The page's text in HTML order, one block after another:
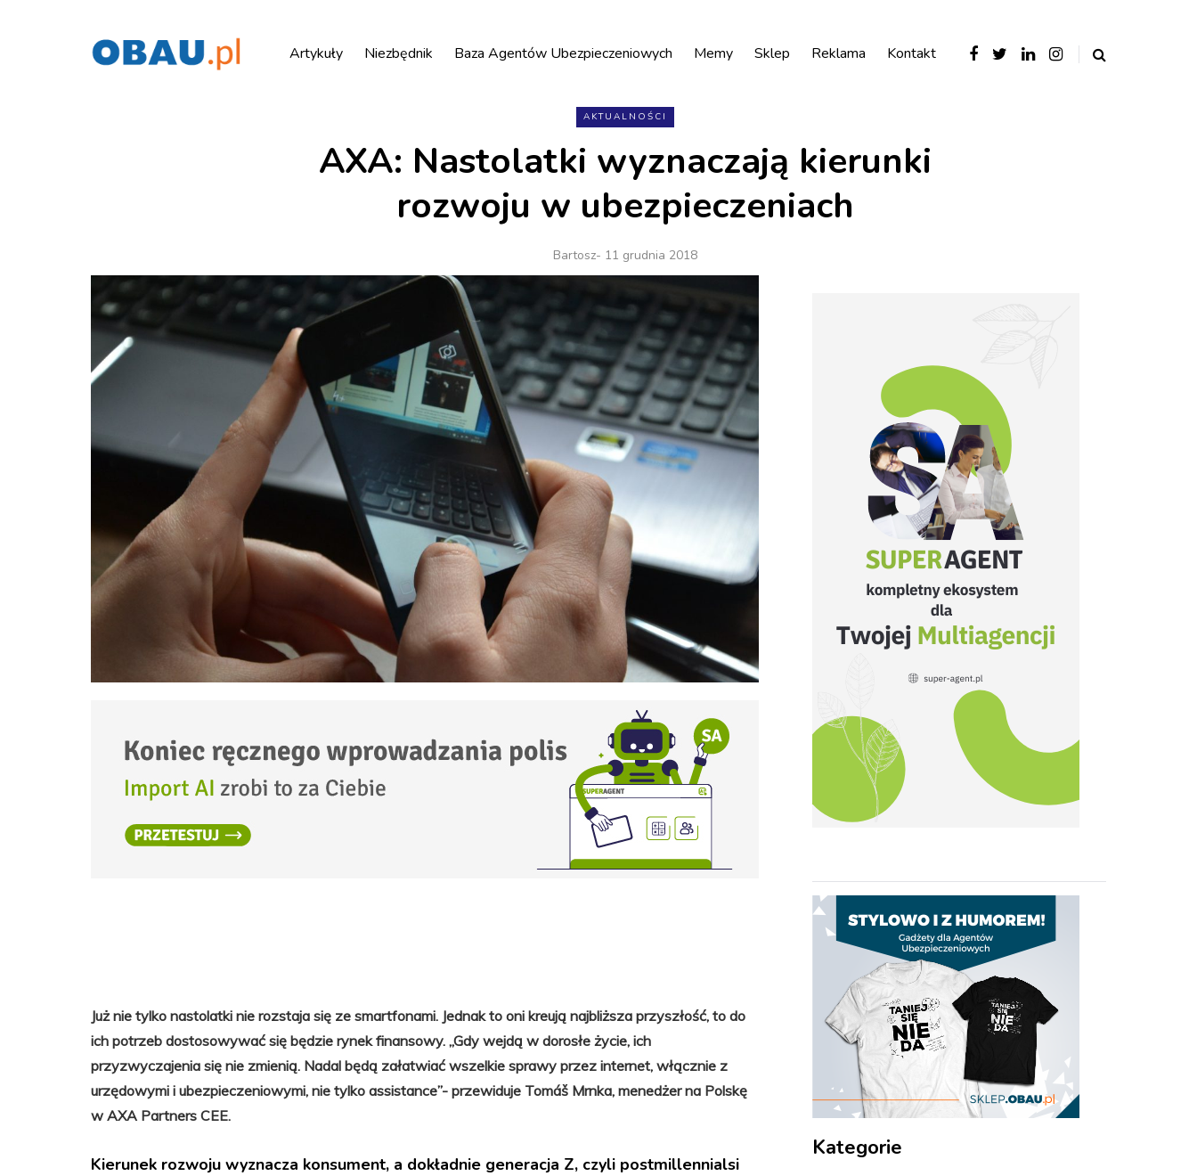
Artykuły Niezbędnik Baza Agentów Ubezpieczeniowych Memy Sklep Reklama Kontakt
AKTUALNOŚCI
AXA: Nastolatki wyznaczają kierunki
rozwoju w ubezpieczeniach
Bartosz- 11 grudnia 2018
Już nie tylko nastolatki nie rozstaja się ze smartfonami. Jednak to oni kreują najbliższa przyszłość, to do
ich potrzeb dostosowywać się będzie rynek finansowy. „Gdy wejdą w dorosłe życie, ich
przyzwyczajenia się nie zmienią. Nadal będą załatwiać wszelkie sprawy przez internet, włącznie z
urzędowymi i ubezpieczeniowymi, nie tylko assistance”- przewiduje Tomáš Mrnka, menedżer na Polskę
w AXA Partners CEE.
Kierunek rozwoju wyznacza konsument, a dokładnie generacja Z, czyli postmillennialsi
Kategorie